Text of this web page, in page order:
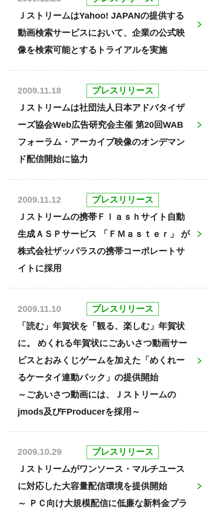
ＪストリームはYahoo! JAPANの提供する
動画検索サービスにおいて、企業の公式映
像を検索可能とするトライアルを実施
2009.11.18
プレスリリース
Ｊストリームは社団法人日本アドバタイザ
ーズ協会Web広告研究会主催 第20回WAB
フォーラム・アーカイブ映像のオンデマン
ド配信開始に協力
2009.11.12
プレスリリース
Ｊストリームの携帯Ｆｌａｓｈサイト自動
生成ＡＳＰサービス 「ＦＭａｓｔｅｒ」 が
株式会社ザッパラスの携帯コーポレートサ
イトに採用
2009.11.10
プレスリリース
「読む」年賀状を「観る、楽しむ」年賀状
に。 めくれる年賀状にごあいさつ動画サー
ビスとおみくじゲームを加えた「めくれー
るケータイ連動パック」の提供開始
～ごあいさつ動画には、Ｊストリームの
jmods及びFProducerを採用～
2009.10.29
プレスリリース
Ｊストリームがワンソース・マルチユース
に対応した大容量配信環境を提供開始
～ ＰＣ向け大規模配信に低廉な新料金プラ